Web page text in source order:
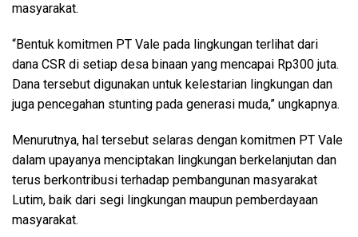
masyarakat.
“Bentuk komitmen PT Vale pada lingkungan terlihat dari
dana CSR di setiap desa binaan yang mencapai Rp300 juta.
Dana tersebut digunakan untuk kelestarian lingkungan dan
juga pencegahan stunting pada generasi muda,” ungkapnya.
Menurutnya, hal tersebut selaras dengan komitmen PT Vale
dalam upayanya menciptakan lingkungan berkelanjutan dan
terus berkontribusi terhadap pembangunan masyarakat
Lutim, baik dari segi lingkungan maupun pemberdayaan
masyarakat.